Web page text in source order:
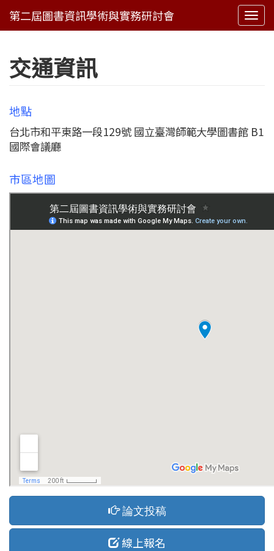
交通資訊
地點
台北市和平東路一段129號 國立臺灣師範大學圖書館 B1
國際會議廳
市區地圖
論文投稿
線上報名